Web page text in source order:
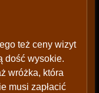
też ceny wizyt
dość wysokie.
wróżka, która
musi zapłacić